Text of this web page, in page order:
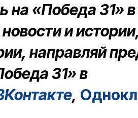
на «Победа 31» в
и
направляй
31» в
,